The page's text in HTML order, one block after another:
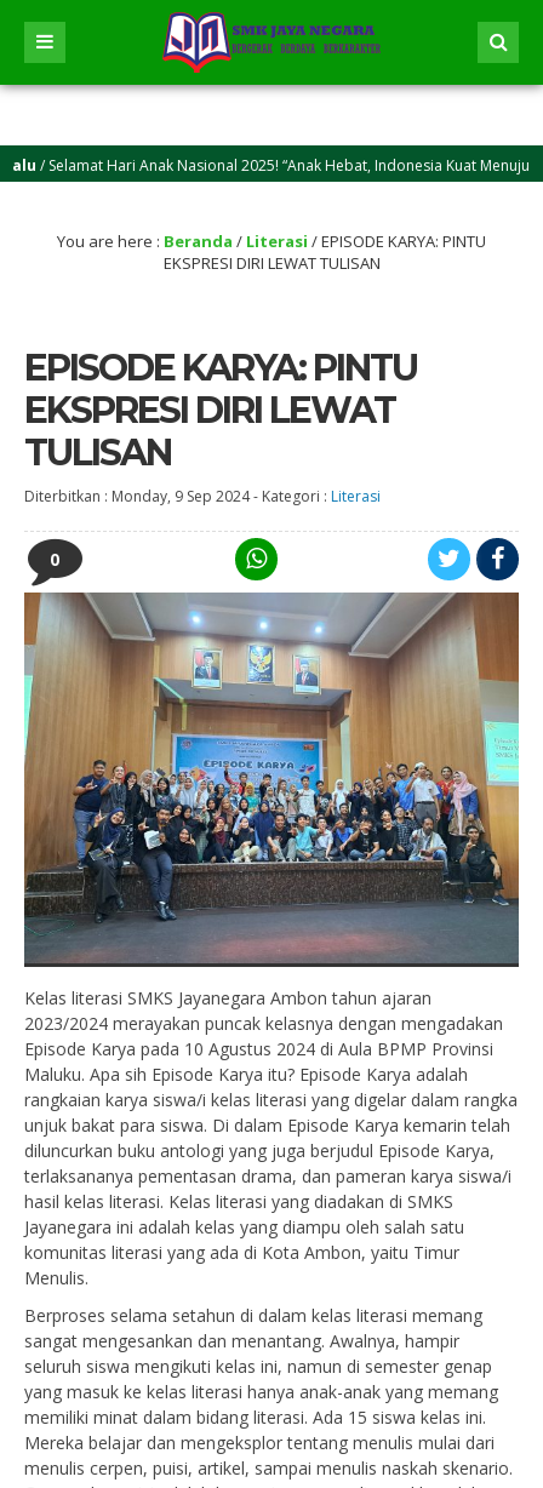
Hari Anak Nasional 2025! “Anak Hebat, Indonesia Kuat Menuju
Idul Adha 2025M/1446 H! Semoga kasih sayang dan keikhlasan
You are here : Beranda / Literasi /EPISODE KARYA: PINTU
EKSPRESI DIRI LEWAT TULISAN
EPISODE KARYA: PINTU
EKSPRESI DIRI LEWAT
TULISAN
Diterbitkan : Monday, 9 Sep 2024- Kategori : Literasi
0
Kelas literasi SMKS Jayanegara Ambon tahun ajaran
2023/2024 merayakan puncak kelasnya dengan mengadakan
Episode Karya pada 10 Agustus 2024 di Aula BPMP Provinsi
Maluku. Apa sih Episode Karya itu? Episode Karya adalah
rangkaian karya siswa/i kelas literasi yang digelar dalam rangka
unjuk bakat para siswa. Di dalam Episode Karya kemarin telah
diluncurkan buku antologi yang juga berjudul Episode Karya,
terlaksananya pementasan drama, dan pameran karya siswa/i
hasil kelas literasi. Kelas literasi yang diadakan di SMKS
Jayanegara ini adalah kelas yang diampu oleh salah satu
komunitas literasi yang ada di Kota Ambon, yaitu Timur
Menulis.
Berproses selama setahun di dalam kelas literasi memang
sangat mengesankan dan menantang. Awalnya, hampir
seluruh siswa mengikuti kelas ini, namun di semester genap
yang masuk ke kelas literasi hanya anak-anak yang memang
memiliki minat dalam bidang literasi. Ada 15 siswa kelas ini.
Mereka belajar dan mengeksplor tentang menulis mulai dari
menulis cerpen, puisi, artikel, sampai menulis naskah skenario.